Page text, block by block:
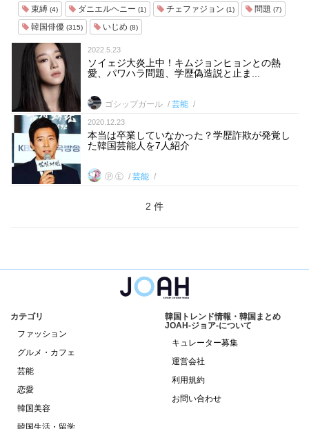
束縛 (4) ダニエルヘニー (1) チェファジョン (1) 問題 (7)
韓国俳優 (315) いじめ (8)
2022.5.23
ソイェジ大炎上中！キムジョンヒョンとの熱
愛、パワハラ問題、学歴偽造説と止ま...
ゴシップガール 芸能
2020.12.23
本当は卒業していなかった？学歴詐欺が発覚し
た韓国芸能人を7人紹介
Ⓟ.Ⓔ 芸能
2 件
カテゴリ
ファッション
グルメ・カフェ
芸能
恋愛
韓国美容
韓国生活・留学
韓国トレンド情報・韓国まとめ
JOAH-ジョア-について
キュレーター募集
運営会社
利用規約
お問い合わせ